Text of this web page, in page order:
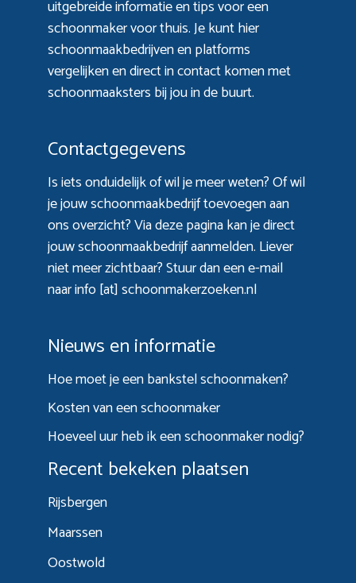
uitgebreide informatie en tips voor een
schoonmaker voor thuis. Je kunt hier
schoonmaakbedrijven en platforms
vergelijken en direct in contact komen met
schoonmaaksters bij jou in de buurt.
Contactgegevens
Is iets onduidelijk of wil je meer weten? Of wil
je jouw schoonmaakbedrijf toevoegen aan
ons overzicht? Viadeze paginakan je direct
jouw schoonmaakbedrijf aanmelden. Liever
niet meer zichtbaar? Stuur dan een e-mail
naar info [at] schoonmakerzoeken.nl
Nieuws en informatie
Hoe moet je een bankstel schoonmaken?
Kosten van een schoonmaker
Hoeveel uur heb ik een schoonmaker nodig?
Recent bekeken plaatsen
Rijsbergen
Maarssen
Oostwold